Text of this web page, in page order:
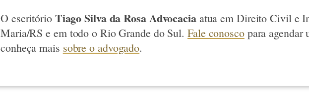
O escritório Tiago Silva da Rosa Advocaciaatua em Direito Civil e
Maria/RS e em todo o Rio Grande do Sul. Fale conoscopara agendar
conheça mais sobre o advogado.